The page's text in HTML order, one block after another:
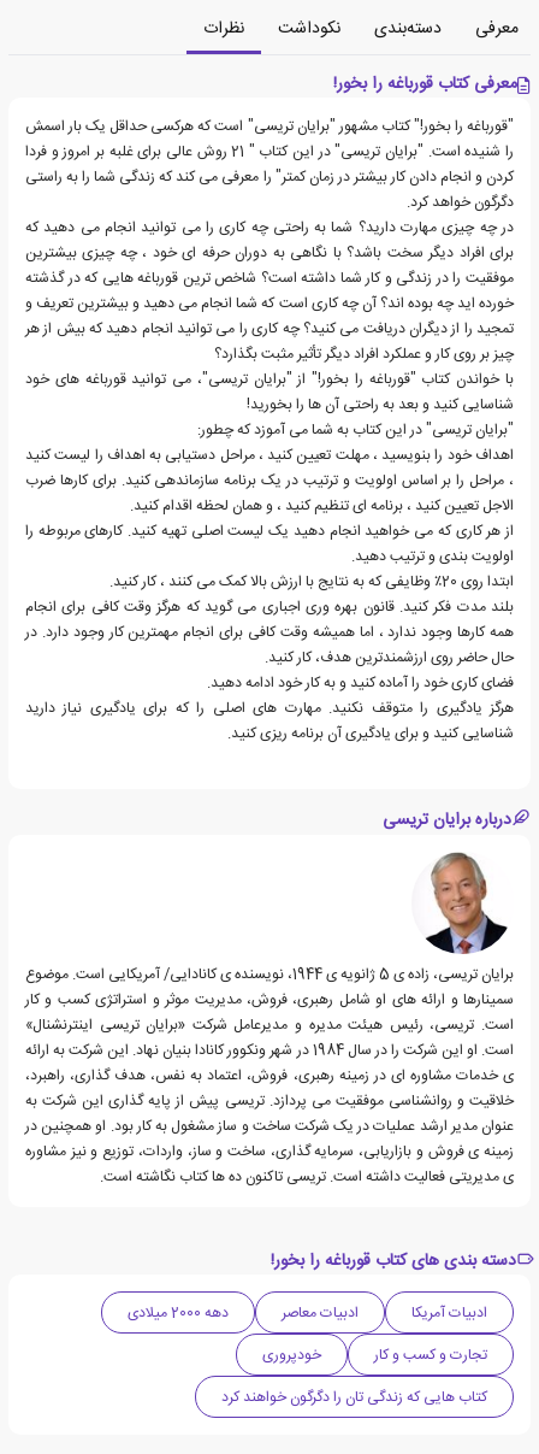
معرفی دسته‌بندی نکوداشت
نظرات
معرفی کتاب قورباغه را بخور!
"قورباغه را بخور!" کتاب مشهور "برایان تریسی" است که هرکسی حداقل یک بار اسمش
را شنیده است. "برایان تریسی" در این کتاب " 21 روش عالی برای غلبه بر امروز و فردا
کردن و انجام دادن کار بیشتر در زمان کمتر" را معرفی می کند که زندگی شما را به راستی
دگرگون خواهد کرد.
در چه چیزی مهارت دارید؟ شما به راحتی چه کاری را می توانید انجام می دهید که
برای افراد دیگر سخت باشد؟ با نگاهی به دوران حرفه ای خود ، چه چیزی بیشترین
موفقیت را در زندگی و کار شما داشته است؟ شاخص ترین قورباغه هایی که در گذشته
خورده اید چه بوده اند؟ آن چه کاری است که شما انجام می دهید و بیشترین تعریف و
تمجید را از دیگران دریافت می کنید؟ چه کاری را می توانید انجام دهید که بیش از هر
چیز بر روی کار و عملکرد افراد دیگر تأثیر مثبت بگذارد؟
با خواندن کتاب "قورباغه را بخور!" از "برایان تریسی"، می توانید قورباغه های خود
شناسایی کنید و بعد به راحتی آن ها را بخورید!
"برایان تریسی" در این کتاب به شما می آموزد که چطور:
اهداف خود را بنویسید ، مهلت تعیین کنید ، مراحل دستیابی به اهداف را لیست کنید
، مراحل را بر اساس اولویت و ترتیب در یک برنامه سازماندهی کنید. برای کارها ضرب
الاجل تعیین کنید ، برنامه ای تنظیم کنید ، و همان لحظه اقدام کنید.
از هر کاری که می خواهید انجام دهید یک لیست اصلی تهیه کنید. کارهای مربوطه را
اولویت بندی و ترتیب دهید.
ابتدا روی 20٪ وظایفی که به نتایج با ارزش بالا کمک می کنند ، کار کنید.
بلند مدت فکر کنید. قانون بهره وری اجباری می گوید که هرگز وقت کافی برای انجام
همه کارها وجود ندارد ، اما همیشه وقت کافی برای انجام مهمترین کار وجود دارد. در
حال حاضر روی ارزشمندترین هدف، کار کنید.
فضای کاری خود را آماده کنید و به کار خود ادامه دهید.
هرگز یادگیری را متوقف نکنید. مهارت های اصلی را که برای یادگیری نیاز دارید
شناسایی کنید و برای یادگیری آن برنامه ریزی کنید.
درباره برایان تریسی
برایان تریسی، زاده ی 5 ژانویه ی 1944، نویسنده ی کانادایی/ آمریکایی است. موضوع
سمینارها و ارائه های او شامل رهبری، فروش، مدیریت موثر و استراتژی کسب و کار
است. تریسی، رئیس هیئت مدیره و مدیرعامل شرکت «برایان تریسی اینترنشنال»
است. او این شرکت را در سال 1984 در شهر ونکوور کانادا بنیان نهاد. این شرکت به ارائه
ی خدمات مشاوره ای در زمینه رهبری، فروش، اعتماد به نفس، هدف گذاری، راهبرد،
خلاقیت و روانشناسی موفقیت می پردازد. تریسی پیش از پایه گذاری این شرکت به
عنوان مدیر ارشد عملیات در یک شرکت ساخت و ساز مشغول به کار بود. او همچنین در
زمینه ی فروش و بازاریابی، سرمایه گذاری، ساخت و ساز، واردات، توزیع و نیز مشاوره
ی مدیریتی فعالیت داشته است. تریسی تاکنون ده ها کتاب نگاشته است.
دسته بندی های کتاب قورباغه را بخور!
ادبیات آمریکا ادبیات معاصر
دهه 2000 میلادی
تجارت و کسب و کار
خودپروری
کتاب هایی که زندگی تان را دگرگون خواهند کرد